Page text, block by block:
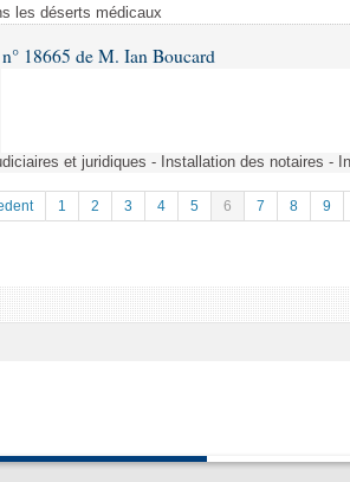
les déserts médicaux
18665 de M. Ian Boucard
et juridiques - Installation des notaires -
1 2 3 4 5 6 7 8 9